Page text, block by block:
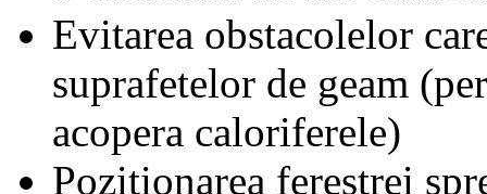
Evitarea obstacolelor
suprafetelor de geam
acopera caloriferele)
Pozitionarea ferestrei